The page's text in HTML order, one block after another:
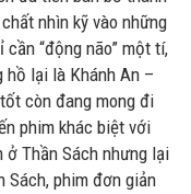
nhìn kỹ vào những
“động não” một tí,
lại là Khánh An –
còn đang mong đi
phim khác biệt với
ở Thần Sách nhưng lại
Sách, phim đơn giản